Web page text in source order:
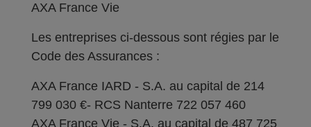
AXA France Vie
Les entreprises ci-dessous sont régies par le
Code des Assurances :
AXA France IARD - S.A. au capital de 214
799 030 €- RCS Nanterre 722 057 460
AXA France Vie - S.A. au capital de 487 725